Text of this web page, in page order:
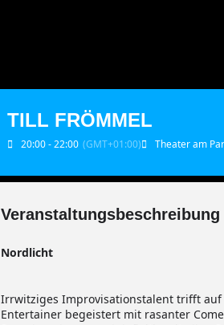
TILL FRÖMMEL
20:00 - 22:00 (GMT+01:00) Theater am
Veranstaltungsbeschreibung
Nordlicht
Irrwitziges Improvisationstalent trifft auf
Entertainer begeistert mit rasanter